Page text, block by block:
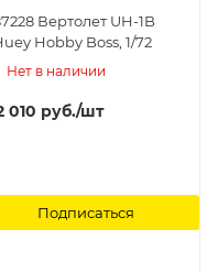
Вертолет UH-1B
Hobby Boss, 1/72
Нет в наличии
010 руб./шт
Подписаться